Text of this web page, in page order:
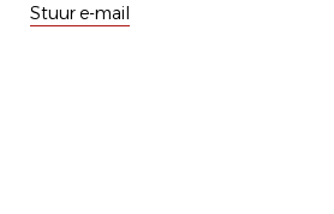
Stuur e-mail